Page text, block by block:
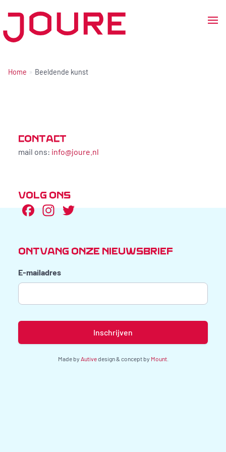
Ga
inhoud
Home Beeldende kunst
CONTACT
mail ons: info@joure.nl
VOLG ONS
Facebook
Instagram
Twitter
ONTVANG ONZE NIEUWSBRIEF
E-mailadres
Made by Autivedesign & concept by Mount.